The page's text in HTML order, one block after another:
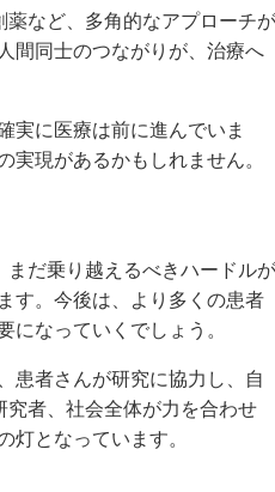
など、多角的なアプローチが
間同士のつながりが、治療へ
実に医療は前に進んでいま
現があるかもしれません。
だ乗り越えるべきハードル
す。今後は、より多くの患者
になっていくでしょう。
患者さんが研究に協力し、自
者、社会全体が力を合わせ
となっています。